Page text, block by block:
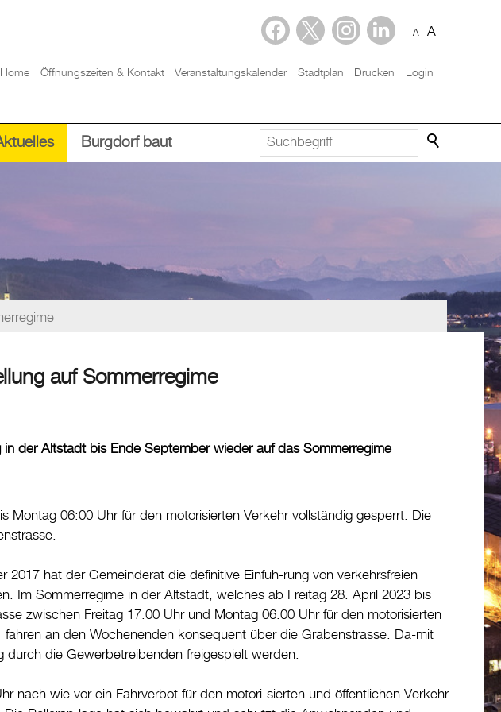
A A
Home Öffnungszeiten & Kontakt Veranstaltungskalender Stadtplan Drucken Login
Burgdorf baut
auf Sommerregime
der Altstadt bis Ende September wieder auf das Sommerregime
Montag 06:00 Uhr für den motorisierten Verkehr vollständig gesperrt. Die
2017 hat der Gemeinderat die definitive Einfüh-rung von verkehrsfreien
Im Sommerregime in der Altstadt, welches ab Freitag 28. April 2023 bis
zwischen Freitag 17:00 Uhr und Montag 06:00 Uhr für den motorisierten
an den Wochenenden konsequent über die Grabenstrasse. Da-mit
die Gewerbetreibenden freigespielt werden.
nach wie vor ein Fahrverbot für den motori-sierten und öffentlichen Verkehr.